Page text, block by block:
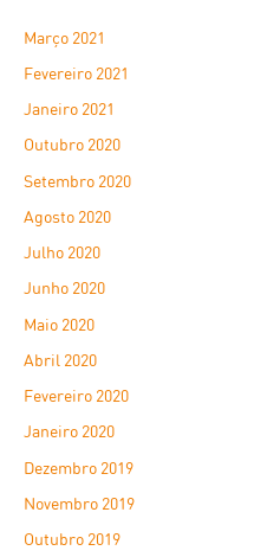
Março 2021
Fevereiro 2021
Janeiro 2021
Outubro 2020
Setembro 2020
Agosto 2020
Julho 2020
Junho 2020
Maio 2020
Abril 2020
Fevereiro 2020
Janeiro 2020
Dezembro 2019
Novembro 2019
Outubro 2019